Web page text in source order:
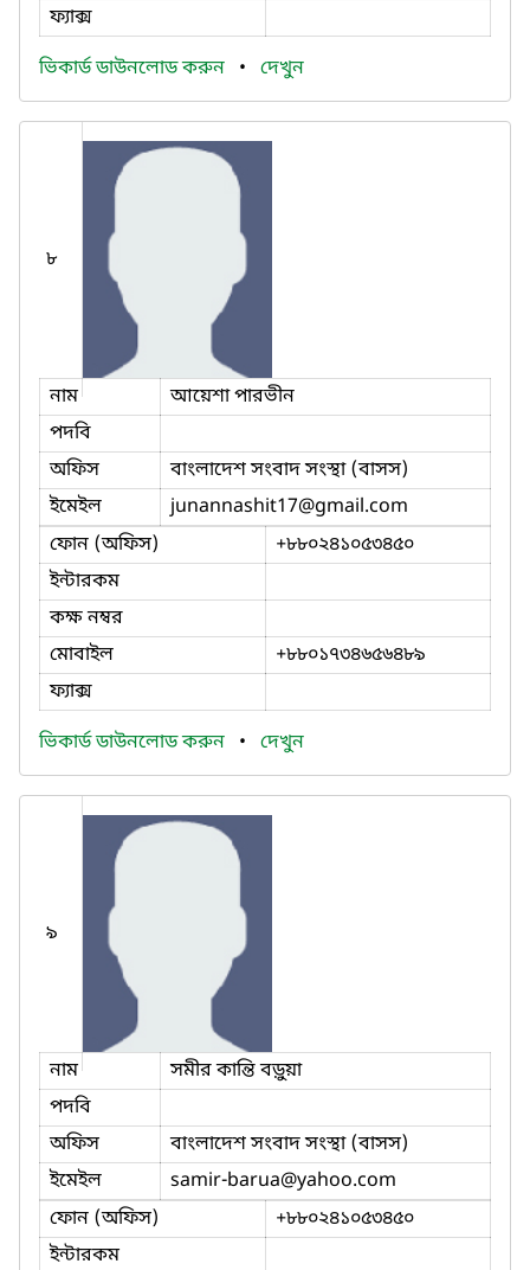
ফ্যাক্স
ভিকার্ড ডাউনলোড করুন • দেখুন
৮
নাম
আয়েশা পারভীন
পদবি
অফিস
বাংলাদেশ সংবাদ সংস্থা (বাসস)
ইমেইল
junannashit17@gmail.com
ফোন (অফিস)
+৮৮০২৪১০৫৩৪৫০
ইন্টারকম
কক্ষ নম্বর
মোবাইল
+৮৮০১৭৩৪৬৫৬৪৮৯
ফ্যাক্স
ভিকার্ড ডাউনলোড করুন • দেখুন
৯
নাম
সমীর কান্তি বড়ুয়া
পদবি
অফিস
বাংলাদেশ সংবাদ সংস্থা (বাসস)
ইমেইল
samir-barua@yahoo.com
ফোন (অফিস)
+৮৮০২৪১০৫৩৪৫০
ইন্টারকম